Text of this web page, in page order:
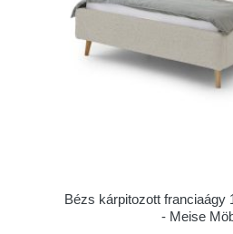
Bézs kárpitozott franciaágy
- Meise